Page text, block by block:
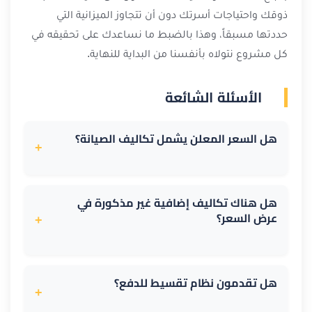
ذوقك واحتياجات أسرتك دون أن تتجاوز الميزانية التي
حددتها مسبقاً، وهذا بالضبط ما نساعدك على تحقيقه في
كل مشروع نتولاه بأنفسنا من البداية للنهاية.
الأسئلة الشائعة
هل السعر المعلن يشمل تكاليف الصيانة؟
+
فقط. الصيانة الدورية (الري والتقليم والعناية بالثيل أو
النباتات) تُحسب كخدمة منفصلة اختيارية، وتتراوح
هل هناك تكاليف إضافية غير مذكورة في
عرض السعر؟
+
تستلمه بعد المعاينة يوضح كل بند على حدة (تجهيز
هل تقدمون نظام تقسيط للدفع؟
+